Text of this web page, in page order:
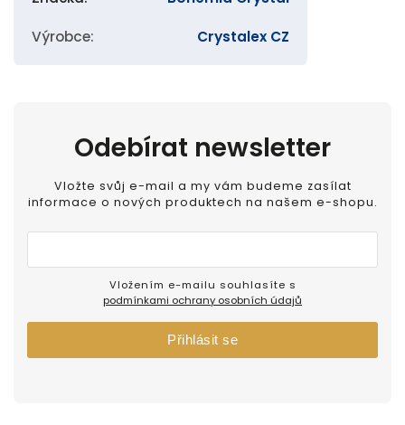
Výrobce: Crystalex CZ
Odebírat newsletter
Vložte svůj e-mail a my vám budeme zasílat
informace o nových produktech na našem e-shopu.
podmínkami ochrany osobních údajů
Přihlásit se